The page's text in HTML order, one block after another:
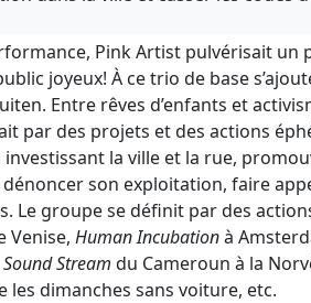
Pink Artist pulvérisait
joyeux! À ce trio de base
Entre rêves d’enfants et
par des projets et des actions
investissant la ville et la rue,
son exploitation, faire
Le groupe se définit par des
Venise, Human Incubationà
Sound Stream du Cameroun à la
les dimanches sans voiture, etc.